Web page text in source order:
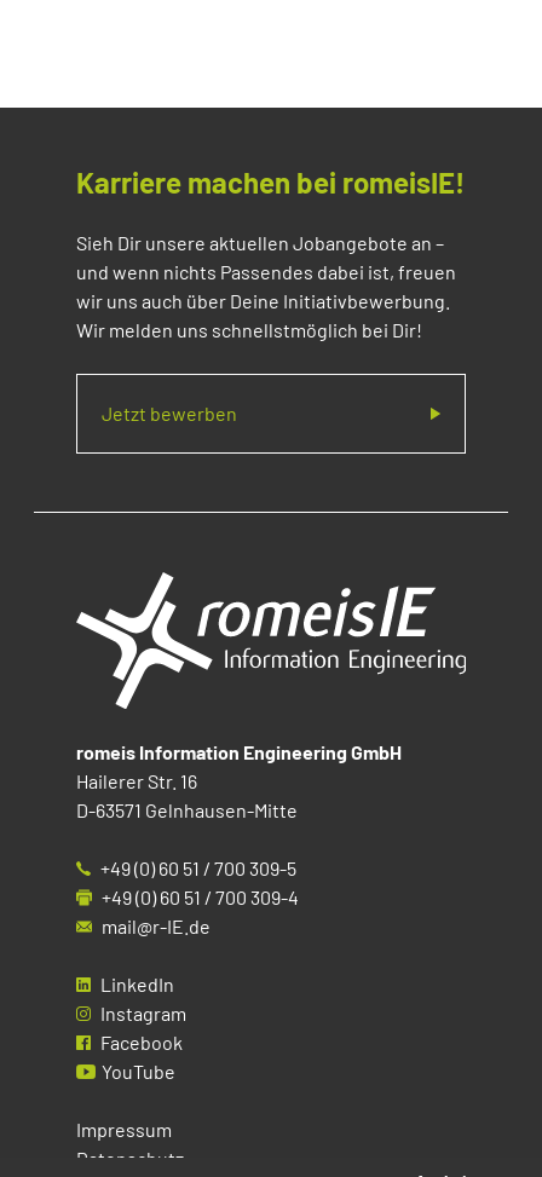
Karriere machen bei romeisIE!
Sieh Dir unsere aktuellen Jobangebote an –
und wenn nichts Passendes dabei ist, freuen
wir uns auch über Deine Initiativbewerbung.
Wir melden uns schnellstmöglich bei Dir!
Jetzt bewerben
romeis Information Engineering GmbH
Hailerer Str. 16
D-63571 Gelnhausen-Mitte
+49 (0) 60 51 / 700 309-5
+49 (0) 60 51 / 700 309-4
mail@r-IE.de
LinkedIn
Instagram
Facebook
YouTube
Impressum
Datenschutz